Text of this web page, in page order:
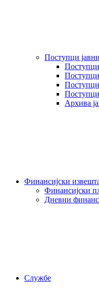
Поступци
Архива
Финансијски
Финансијски
Дневни
Службе